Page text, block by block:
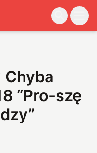
Chyba
“Pro-szę